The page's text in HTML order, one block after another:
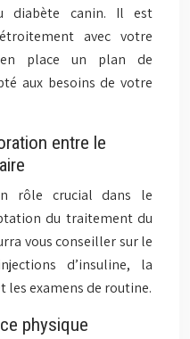
diabète canin. Il est
avec votre
place un plan de
aux besoins de votre
entre le
rôle crucial dans le
du traitement du
vous conseiller sur le
d’insuline, la
les examens de routine.
physique